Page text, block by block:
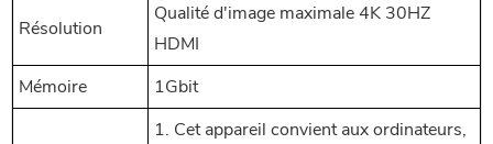
Résolution
Qualité d'image maximale 4K 30HZ
HDMI
Mémoire
1Gbit
1. Cet appareil convient aux ordinateurs,